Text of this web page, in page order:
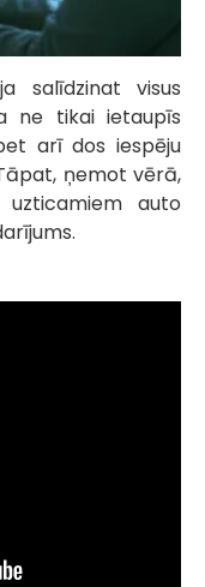
salīdzinat visus
ne tikai ietaupīs
arī dos iespēju
ņemot vērā,
auto